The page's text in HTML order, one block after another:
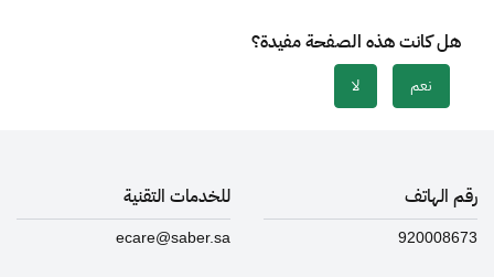
هل كانت هذه الصفحة مفيدة؟
نعم لا
رقم الهاتف
920008673
للخدمات التقنية
ecare@saber.sa